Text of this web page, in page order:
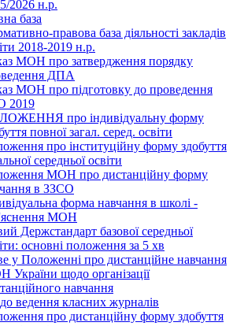
2026 н.р.
база
правова база діяльності закладів
2018-2019 н.р.
МОН про затвердження порядку
ДПА
МОН про підготовку до проведення
2019
про індивідуальну форму
повної загал. серед. освіти
про інституційну форму здобуття
середньої освіти
МОН про дистанційну форму
в ЗЗСО
форма навчання в школі -
МОН
Держстандарт базової середньої
основні положення за 5 хв
у Положенні про дистанційне навчання
України щодо організації
навчання
ведення класних журналів
про дистанційну форму здобуття